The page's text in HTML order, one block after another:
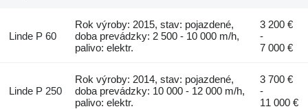
Linde P 60
Rok výroby: 2015, stav: pojazdené,
doba prevádzky: 2 500 - 10 000 m/h,
palivo: elektr.
3 200 €
-
7 000 €
Linde P 250
Rok výroby: 2014, stav: pojazdené,
doba prevádzky: 10 000 - 12 000 m/h,
palivo: elektr.
3 700 €
-
11 000 €